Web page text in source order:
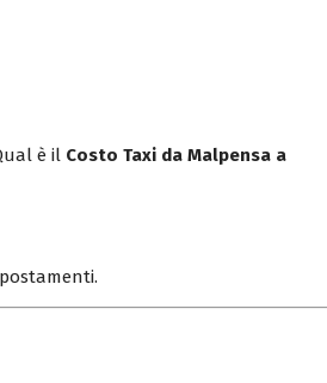
è il Costo Taxi da Malpensa a